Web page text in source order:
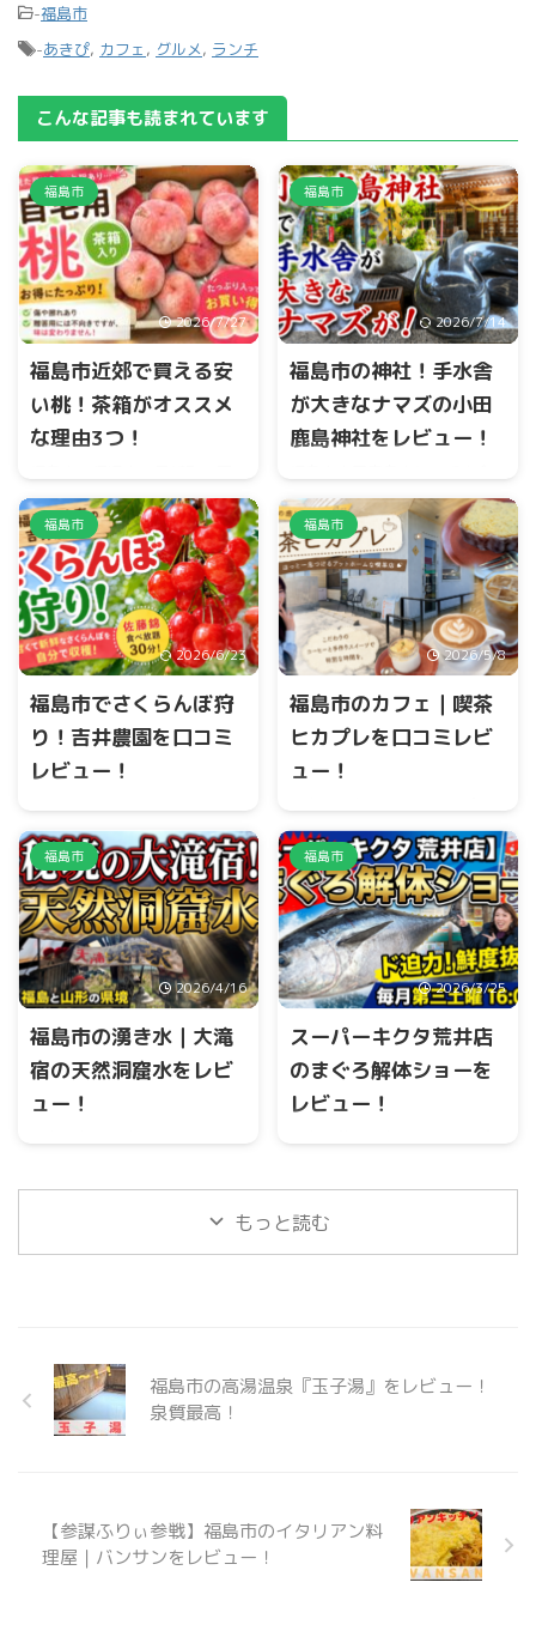
-福島市
-あきぴ, カフェ , グルメ, ランチ
こんな記事も読まれています
福島市
2026/7/27
福島市近郊で買える安
い桃！茶箱がオススメ
な理由3つ！
見町の福島盆地では、桃のシ
ーズンになると茶箱が大量に
出荷されます。 とくに桃の品
種『あかつき』のシーズンは
桃で溢れます。 道の駅、JA直
売所、いろんな場所で購入す
ることができます。
福島市
2026/7/14
福島市の神社！手水舎
が大きなナマズの小田
鹿島神社をレビュー！
が大きなナマズの珍しい神社
があります。 センサーが付い
ており、目の前に立つと、口
元から水がでます。 小田鹿島
神社のHP
福島市
2026/6/23
福島市でさくらんぼ狩
り！吉井農園を口コミ
レビュー！
0?si=8lwKxR6401Xie83u 福島
市沖高、福島飯坂IC付近にあり
ます吉井農園さんでは、さく
らんぼ狩りを楽しむことがで
きます。 また、贈答用、自宅
用のさくらんぼも販売してい
ます。 可愛いヤギもいます。
この投稿をInstagramで見る
さくらんぼ大将
(@sakurambo_taisyo)がシェ
アした投稿
福島市
2026/5/8
福島市のカフェ｜喫茶
ヒカプレを口コミレビ
ュー！
さんへ行ってきましたょ
小
さくて可愛いカフェ
アーモ
ンドミルクラテと米粉のレモ
ンとポピーシードケーキとパ
ンナコッタ(台湾パイナップル)
を、いただきました
ラテは
甘さ控えめで、スウィーツと
合ぅ
#cafè #福島グルメ #福
島ランチ #ふくしま情報発信局
#カフェ巡り
pic.twitter.com/hBgg4xdlrC—
あきぴ (@a_aki ...
福島市
2026/4/16
福島市の湧き水｜大滝
宿の天然洞窟水をレビ
ュー！
出ており、天然の観光スポッ
福島市
2026/3/25
スーパーキクタ荒井店
のまぐろ解体ショーを
レビュー！
三土曜16時にシーフードコー
ナーにて『まぐろ解体ショ
ー』が行われています。 まぐ
orts/iJaSKPQbFec
もっと読む
福島市の高湯温泉『玉子湯』をレビュー！
泉質最高！
【参謀ふりぃ参戦】福島市のイタリアン料
理屋｜バンサンをレビュー！